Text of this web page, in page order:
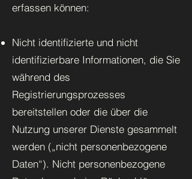
erfassen können:
Nicht identifizierte und nicht
identifizierbare Informationen, die Sie
während des
Registrierungsprozesses
bereitstellen oder die über die
Nutzung unserer Dienste gesammelt
werden („nicht personenbezogene
Daten“). Nicht personenbezogene